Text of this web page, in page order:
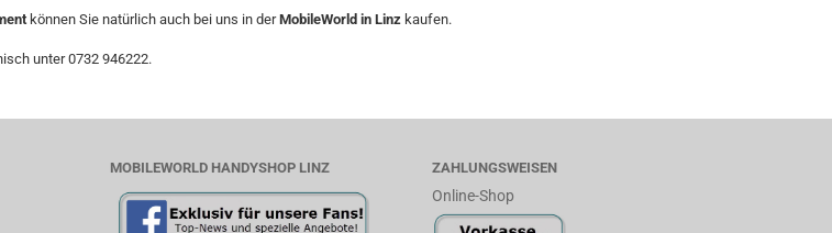
können Sie natürlich auch bei uns in derMobileWorld in Linzkaufen.
unter 0732 946222.
MOBILEWORLD HANDYSHOP LINZ ZAHLUNGSWEISEN
Online-Shop